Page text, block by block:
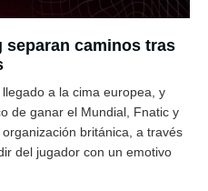
separan caminos tras
a la cima europea, y
de ganar el Mundial, Fnatic y
británica, a través
del jugador con un emotivo